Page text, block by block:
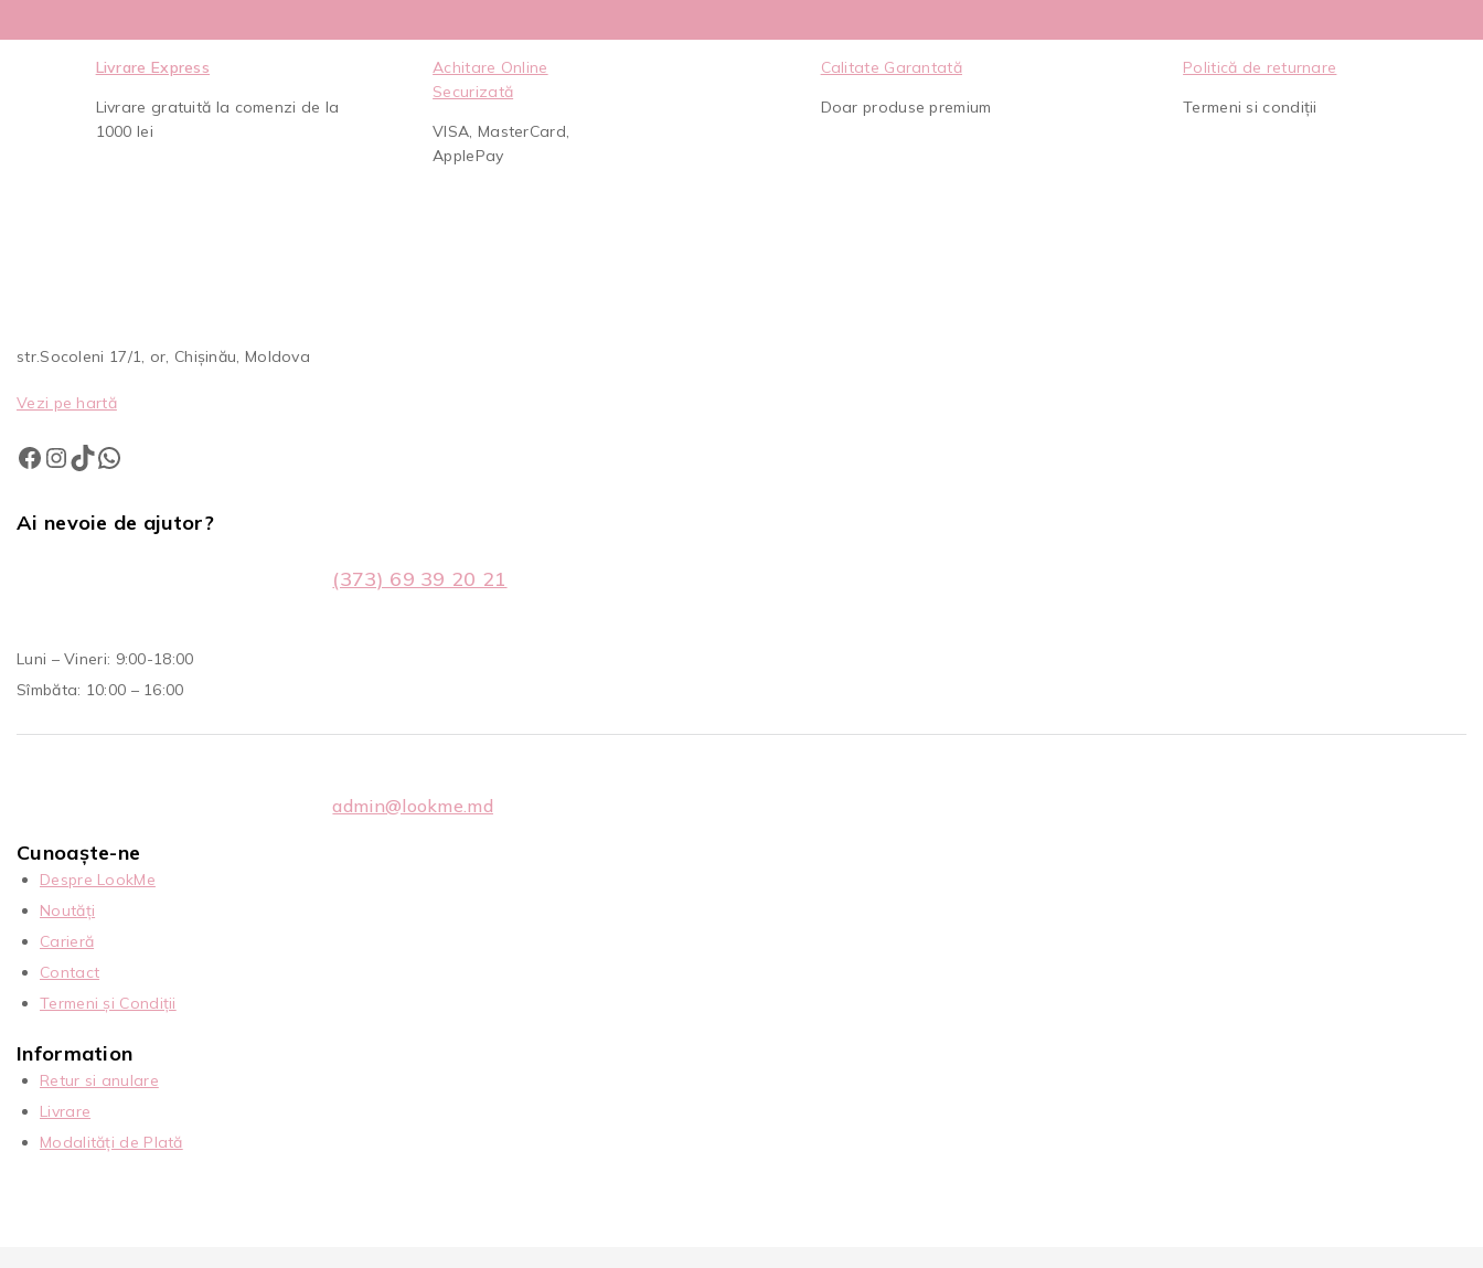
Livrare Express
Livrare gratuită la comenzi de la
1000 lei
Achitare Online
Securizată
VISA, MasterCard,
ApplePay
Calitate Garantată
Doar produse premium
Politică de returnare
Termeni si condiții
str.Socoleni 17/1, or, Chișinău, Moldova
Vezi pe hartă
Ai nevoie de ajutor?
(373) 69 39 20 21
Luni – Vineri: 9:00-18:00
Sîmbăta: 10:00 – 16:00
admin@lookme.md
Cunoaște-ne
Despre LookMe
Noutăți
Carieră
Contact
Termeni și Condiții
Information
Retur si anulare
Livrare
Modalități de Plată